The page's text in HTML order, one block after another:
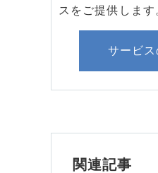
スをご提供します
サービ
関連記事